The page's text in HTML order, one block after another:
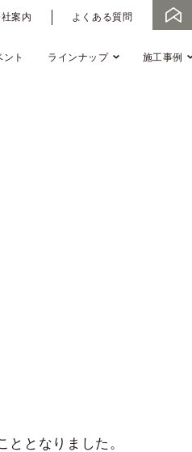
案内 よくある質問
ント ラインナップ 施工事例
ととなりました。